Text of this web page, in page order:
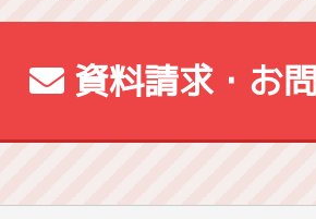
資料請求・お